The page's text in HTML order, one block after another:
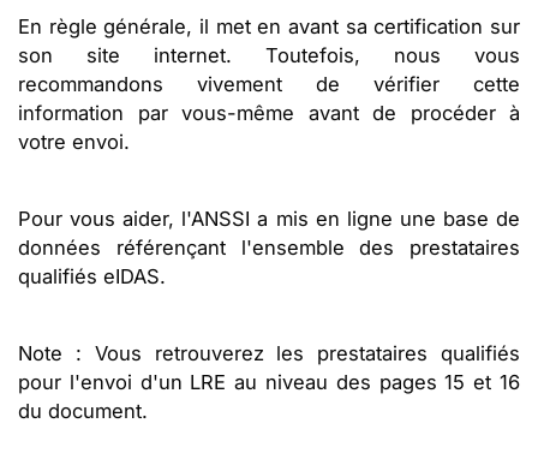
En règle générale, il met en avant sa certification sur
son site internet. Toutefois, nous vous
recommandons vivement de vérifier cette
information par vous-même avant de procéder à
votre envoi.
Pour vous aider, l'ANSSI a mis en ligne une base de
données référençant l'ensemble des prestataires
qualifiés eIDAS.
Note : Vous retrouverez les prestataires qualifiés
pour l'envoi d'un LRE au niveau des pages 15 et 16
du document.